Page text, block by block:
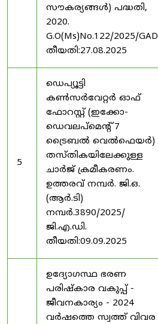
സൗകര്യങ്ങൾ) പദ്ധതി,
2020.
G.O(Ms)No.122/2025/GAD
തീയതി:27.08.2025
5
ഡെപ്യൂട്ടി
കൺസർവേറ്റർ ഓഫ്
ഫോറസ്റ്റ് (ഇക്കോ-
ഡെവലപ്മെന്റ് 7
ട്രൈബൽ വെൽഫെയർ)
തസ്തികയിലേക്കുള്ള
ചാർജ് ക്രമീകരണം.
ഉത്തരവ് നമ്പർ. ജി.ഒ.
(ആർ.ടി)
നമ്പർ.3890/2025/
ജി.എ.ഡി.
തീയതി:09.09.2025
ഉദ്യോഗസ്ഥ ഭരണ
പരിഷ്കാര വകുപ്പ് -
ജീവനകാര്യം - 2024
വർഷത്തെ സ്വത്ത് വിവര